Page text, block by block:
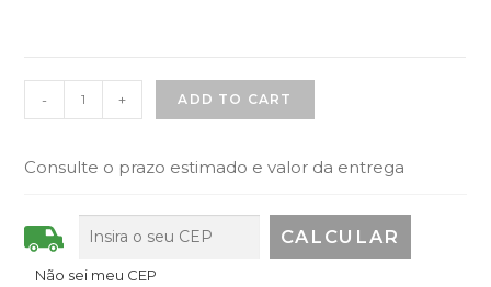
- + ADD TO CART
Consulte o prazo estimado e valor da entrega
Não sei meu CEP